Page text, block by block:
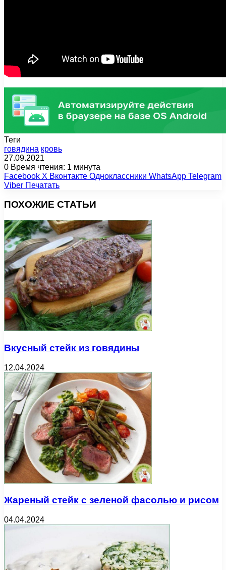
Теги
говядина кровь
27.09.2021
0 Время чтения: 1 минута
Facebook X Вконтакте Одноклассники WhatsApp Telegram
Viber Печатать
ПОХОЖИЕ СТАТЬИ
Вкусный стейк из говядины
12.04.2024
Жареный стейк с зеленой фасолью и рисом
04.04.2024